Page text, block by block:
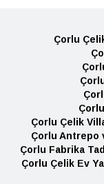
Çorlu
Çorlu Çelik
Çorlu Antrepo
Çorlu Fabrika
Çorlu Çelik Ev